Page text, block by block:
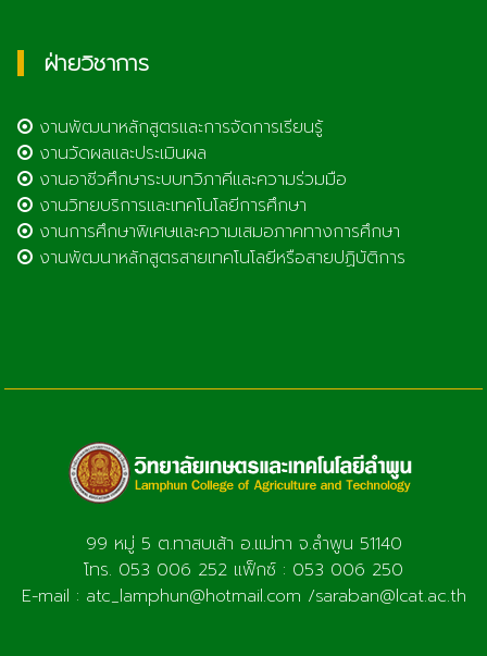
ฝ่ายวิชาการ
งานพัฒนาหลักสูตรและการจัดการเรียนรู้
งานวัดผลและประเมินผล
งานอาชีวศึกษาระบบทวิภาคีและความร่วมมือ
งานวิทยบริการและเทคโนโลยีการศึกษา
งานการศึกษาพิเศษและความเสมอภาคทางการศึกษา
งานพัฒนาหลักสูตรสายเทคโนโลยีหรือสายปฏิบัติการ
99 หมู่ 5 ต.ทาสบเส้า อ.แม่ทา จ.ลำพูน 51140
โทร. 053 006 252 แฟ็กซ์ : 053 006 250
E-mail : atc_lamphun@hotmail.com /saraban@lcat.ac.th